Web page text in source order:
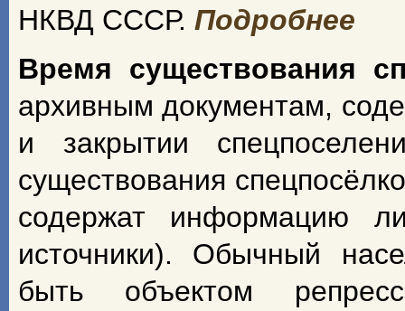
НКВД СССР. Подробнее
Время существования
архивным документам,
и закрытии
существования
содержат информацию
источники). Обычный
быть объектом